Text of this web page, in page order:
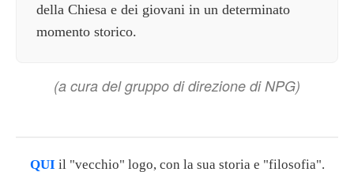
della Chiesa e dei giovani in un determinato
momento storico.
(a cura del gruppo di direzione di NPG)
QUI il "vecchio" logo, con la sua storia e "filosofia".